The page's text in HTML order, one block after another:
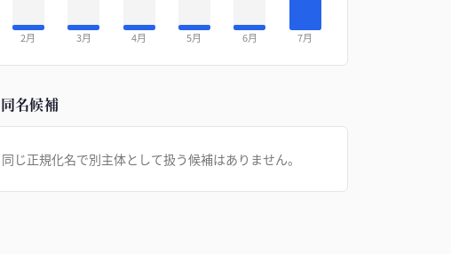
2月 3月 4月 5月 6月 7月
同名候補
同じ正規化名で別主体として扱う候補はありません。